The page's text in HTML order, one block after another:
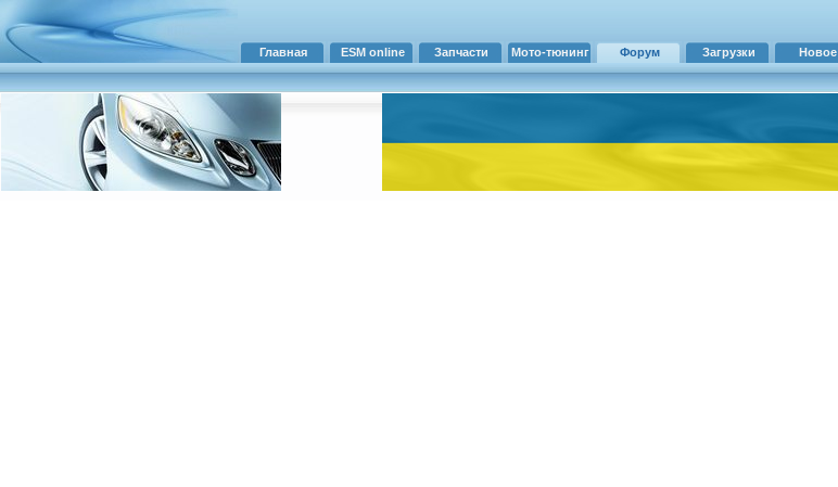
Главная ESM online Запчасти Мото-тюнинг Форум Загрузки Новое